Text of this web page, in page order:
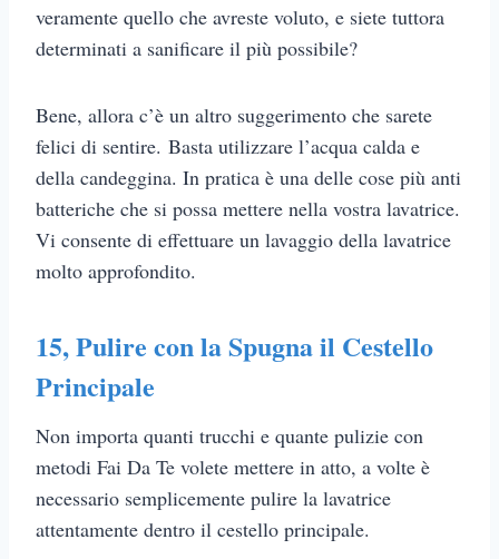
veramente quello che avreste voluto, e siete tuttora
determinati a sanificare il più possibile?
Bene, allora c’è un altro suggerimento che sarete
felici di sentire. Basta utilizzare l’acqua calda e
della candeggina. In pratica è una delle cose più anti
batteriche che si possa mettere nella vostra lavatrice.
Vi consente di effettuare un lavaggio della lavatrice
molto approfondito.
15, Pulire con la Spugna il Cestello
Principale
Non importa quanti trucchi e quante pulizie con
metodi Fai Da Te volete mettere in atto, a volte è
necessario semplicemente pulire la lavatrice
attentamente dentro il cestello principale.